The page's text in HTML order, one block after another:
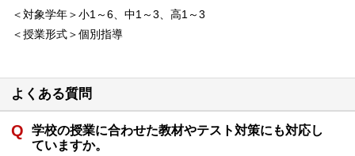
＜対象学年＞小1～6、中1～3、高1～3
＜授業形式＞個別指導
よくある質問
学校の授業に合わせた教材やテスト対策にも対応し
ていますか。